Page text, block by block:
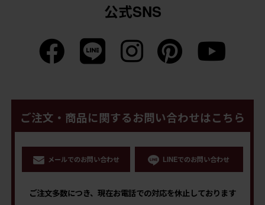
公式SNS
ご注文・商品に関するお問い合わせはこちら
メールでのお問い合わせ LINEでのお問い合わせ
ご注文多数につき、現在お電話での対応を休止しております